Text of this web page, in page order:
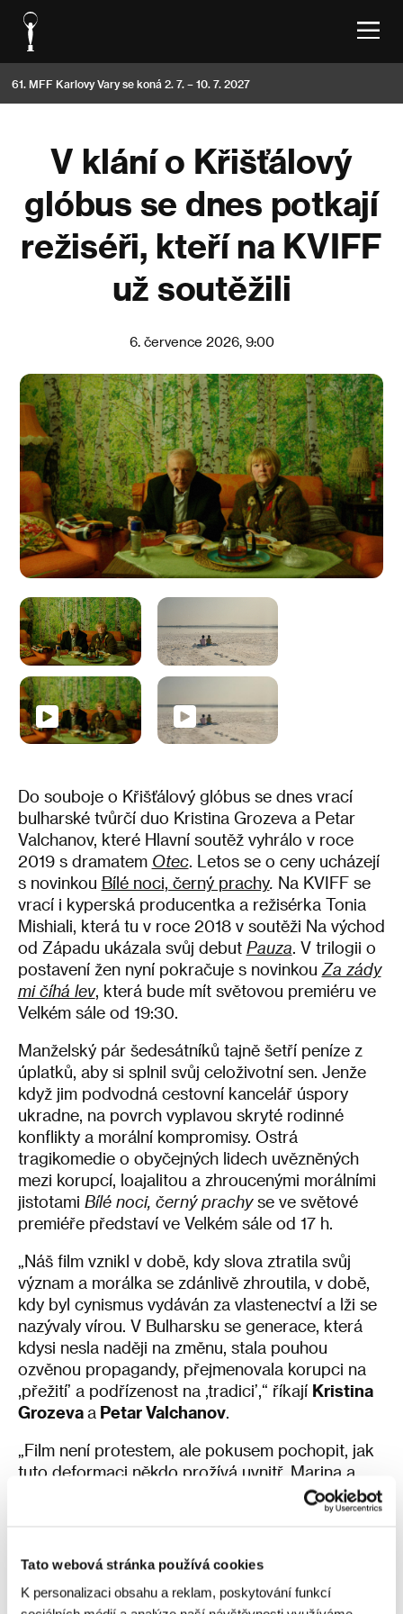
Tato webová stránka používá cookies
K personalizaci obsahu a reklam, poskytování funkcí
61. MFF Karlovy Vary se koná 2. 7. – 10. 7. 2027
V klání o Křišťálový
glóbus se dnes potkají
režiséři, kteří na KVIFF
už soutěžili
6. července 2026, 9:00
Do souboje o Křišťálový glóbus se dnes vrací
bulharské tvůrčí duo Kristina Grozeva a Petar
Valchanov, které Hlavní soutěž vyhrálo v roce
2019 s dramatem Otec. Letos se o ceny ucházejí
s novinkou Bílé noci, černý prachy. Na KVIFF se
vrací i kyperská producentka a režisérka Tonia
Mishiali, která tu v roce 2018 v soutěži Na východ
od Západu ukázala svůj debut Pauza . V trilogii o
postavení žen nyní pokračuje s novinkou Za zády
mi číhá lev, která bude mít světovou premiéru ve
Velkém sále od 19:30.
Manželský pár šedesátníků tajně šetří peníze z
úplatků, aby si splnil svůj celoživotní sen. Jenže
když jim podvodná cestovní kancelář úspory
ukradne, na povrch vyplavou skryté rodinné
konflikty a morální kompromisy. Ostrá
tragikomedie o obyčejných lidech uvězněných
mezi korupcí, loajalitou a zhroucenými morálními
jistotami Bílé noci, černý prachyse ve světové
premiéře představí ve Velkém sále od 17 h.
„Náš film vznikl v době, kdy slova ztratila svůj
význam a morálka se zdánlivě zhroutila, v době,
kdy byl cynismus vydáván za vlastenectví a lži se
nazývaly vírou. V Bulharsku se generace, která
kdysi nesla naději na změnu, stala pouhou
ozvěnou propagandy, přejmenovala korupci na
,přežití’ a podřízenost na ,tradici’,“ říkají Kristina
Grozevaa Petar Valchanov.
„Film není protestem, ale pokusem pochopit, jak
tuto deformaci někdo prožívá uvnitř. Marina a
Gosha nejsou ani padouši, ani hrdinové. Modlí se,
milují a sní, avšak žijí ve světě, kde se podvod stal
spoluvinou a jejich tichý pád odráží širší morální
společnosti,“ popisují tvůrci svou tragikomedii, v